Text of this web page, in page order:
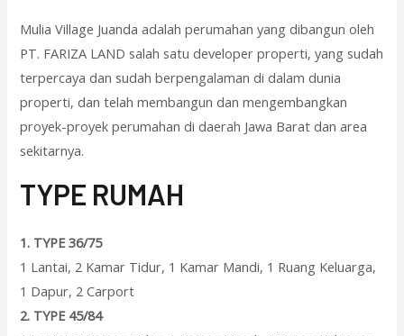
Mulia Village Juanda adalah perumahan yang dibangun oleh
PT. FARIZA LAND salah satu developer properti, yang sudah
terpercaya dan sudah berpengalaman di dalam dunia
properti, dan telah membangun dan mengembangkan
proyek-proyek perumahan di daerah Jawa Barat dan area
sekitarnya.
TYPE RUMAH
1. TYPE 36/75
1 Lantai, 2 Kamar Tidur, 1 Kamar Mandi, 1 Ruang Keluarga,
1 Dapur, 2 Carport
2. TYPE 45/84